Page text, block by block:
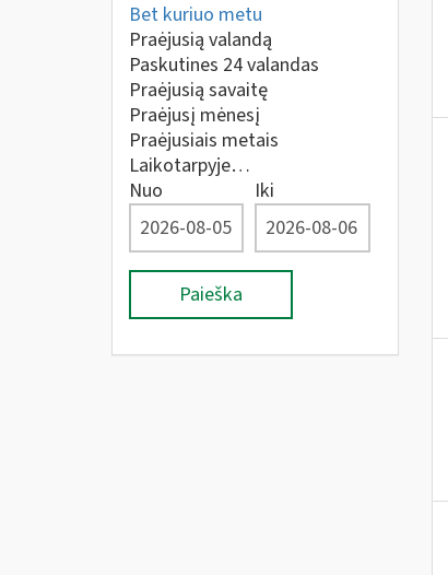
Bet kuriuo metu
Praėjusią valandą
Paskutines 24 valandas
Praėjusią savaitę
Praėjusį mėnesį
Praėjusiais metais
Laikotarpyje…
Nuo
Iki
Paieška